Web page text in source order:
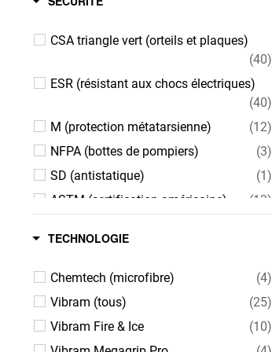
CSA triangle vert (orteils et plaques)
(40)
ESR (résistant aux chocs électriques)
(40)
M (protection métatarsienne)
(12)
NFPA (bottes de pompiers)
(3)
SD (antistatique)
(1)
ASTM (certification américaine)
(13)
TECHNOLOGIE
Chemtech (microfibre)
(4)
Vibram (tous)
(25)
Vibram Fire & Ice
(10)